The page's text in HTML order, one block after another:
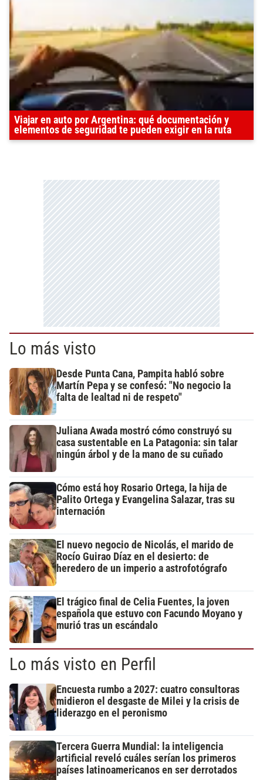
Viajar en auto por Argentina: qué documentación y
elementos de seguridad te pueden exigir en la ruta
Lo más visto
Desde Punta Cana, Pampita habló sobre
Martín Pepa y se confesó: "No negocio la
falta de lealtad ni de respeto"
Juliana Awada mostró cómo construyó su
casa sustentable en La Patagonia: sin talar
ningún árbol y de la mano de su cuñado
Cómo está hoy Rosario Ortega, la hija de
Palito Ortega y Evangelina Salazar, tras su
internación
El nuevo negocio de Nicolás, el marido de
Rocío Guirao Díaz en el desierto: de
heredero de un imperio a astrofotógrafo
El trágico final de Celia Fuentes, la joven
española que estuvo con Facundo Moyano y
murió tras un escándalo
Lo más visto en Perfil
Encuesta rumbo a 2027: cuatro consultoras
midieron el desgaste de Milei y la crisis de
liderazgo en el peronismo
Tercera Guerra Mundial: la inteligencia
artificial reveló cuáles serían los primeros
países latinoamericanos en ser derrotados